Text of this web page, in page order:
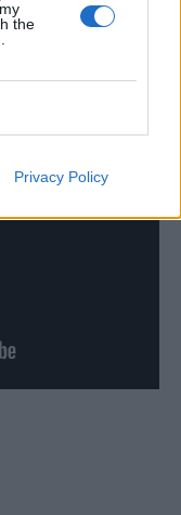
the
Privacy Policy